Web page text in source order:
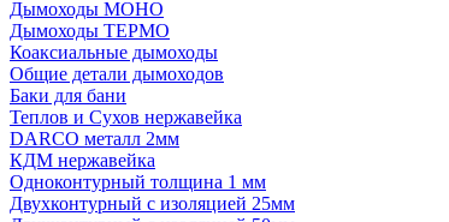
Дымоходы МОНО
Дымоходы ТЕРМО
Коаксиальные дымоходы
Общие детали дымоходов
Баки для бани
Теплов и Сухов нержавейка
DARCO металл 2мм
КДМ нержавейка
Одноконтурный толщина 1 мм
Двухконтурный с изоляцией 25мм